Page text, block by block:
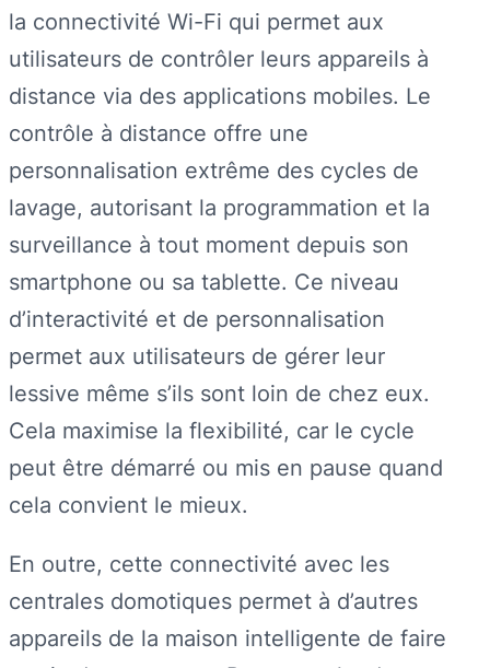
la connectivité Wi-Fi qui permet aux
utilisateurs de contrôler leurs appareils à
distance via des applications mobiles. Le
contrôle à distance offre une
personnalisation extrême des cycles de
lavage, autorisant la programmation et la
surveillance à tout moment depuis son
smartphone ou sa tablette. Ce niveau
d’interactivité et de personnalisation
permet aux utilisateurs de gérer leur
lessive même s’ils sont loin de chez eux.
Cela maximise la flexibilité, car le cycle
peut être démarré ou mis en pause quand
cela convient le mieux.
En outre, cette connectivité avec les
centrales domotiques permet à d’autres
appareils de la maison intelligente de faire